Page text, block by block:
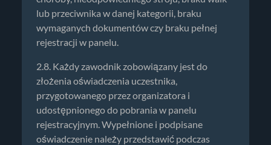
lub przeciwnika w danej kategorii, braku
wymaganych dokumentów czy braku pełnej
rejestracji w panelu.
2.8. Każdy zawodnik zobowiązany jest do
złożenia oświadczenia uczestnika,
przygotowanego przez organizatora i
udostępnionego do pobrania w panelu
rejestracyjnym. Wypełnione i podpisane
oświadczenie należy przedstawić podczas